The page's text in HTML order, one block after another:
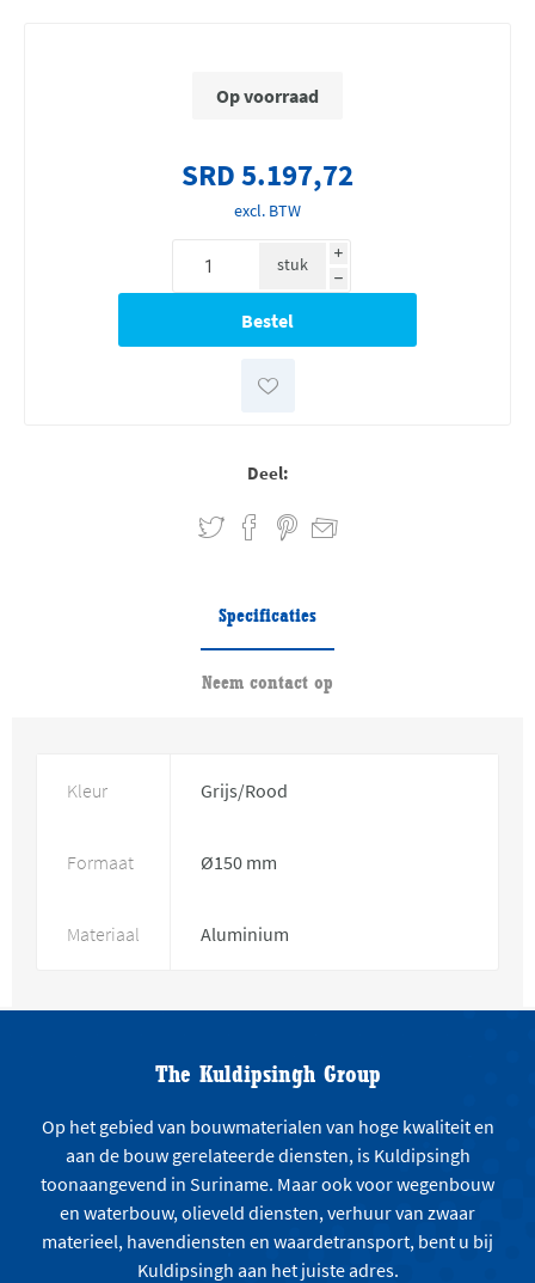
Op voorraad
SRD 5.197,72
excl. BTW
i
h
stuk
Deel:
Specificaties
Neem contact op
Kleur Grijs/Rood
Formaat Ø150 mm
Materiaal Aluminium
The Kuldipsingh Group
Op het gebied van bouwmaterialen van hoge kwaliteit en
aan de bouw gerelateerde diensten, is Kuldipsingh
toonaangevend in Suriname. Maar ook voor wegenbouw
en waterbouw, olieveld diensten, verhuur van zwaar
materieel, havendiensten en waardetransport, bent u bij
Kuldipsingh aan het juiste adres.